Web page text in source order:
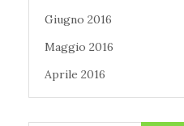
Giugno 2016
Maggio 2016
Aprile 2016